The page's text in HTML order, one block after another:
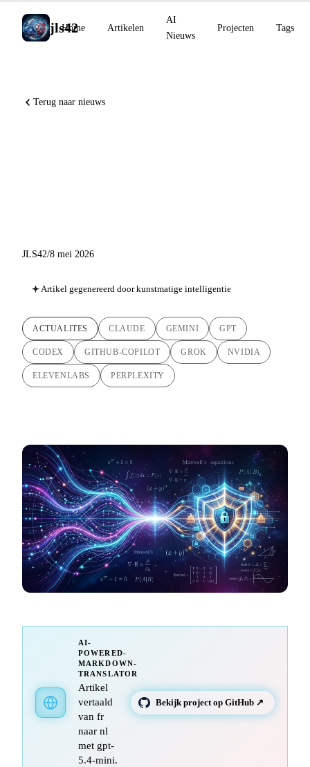
jls42
Home Artikelen
AI
Nieuws
Projecten Tags
Terug naar nieuws
JLS42/8 mei 2026
Artikel gegenereerd door kunstmatige intelligentie
ACTUALITES CLAUDE GEMINI GPT
CODEX GITHUB-COPILOT GROK NVIDIA
ELEVENLABS PERPLEXITY
AI-
POWERED-
MARKDOWN-
TRANSLATOR
Artikel
vertaald
van fr
naar nl
met gpt-
5.4-mini.
Bekijk project op GitHub ↗